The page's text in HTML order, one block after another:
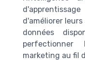
d'améliorer
données
marketing au fil